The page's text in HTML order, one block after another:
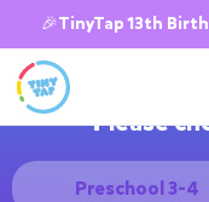
🎉TinyTap 13th
Please
Preschool 3-4